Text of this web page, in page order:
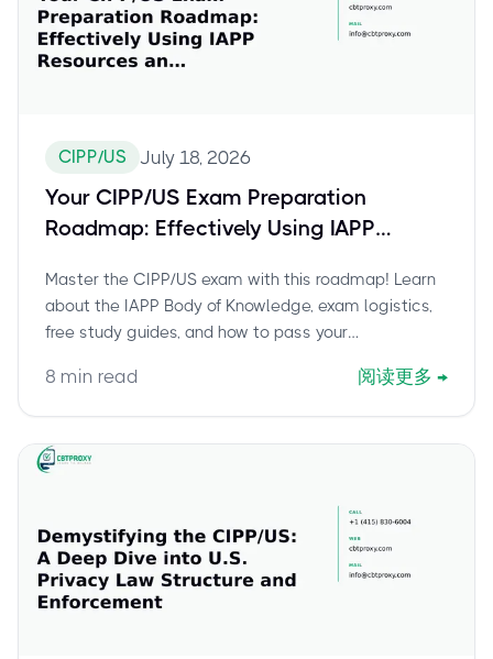
CIPP/US July 18, 2026
Your CIPP/US Exam Preparation
Roadmap: Effectively Using IAPP
Logistics
Master the CIPP/US exam with this roadmap! Learn
about the IAPP Body of Knowledge, exam logistics,
free study guides, and how to pass your
8 min read 阅读更多 →